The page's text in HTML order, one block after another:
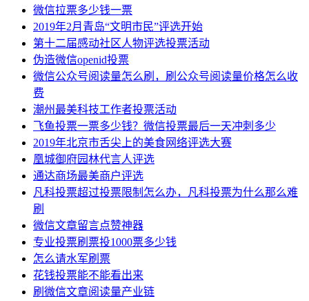
微信拉票多少钱一票
2019年2月青岛“文明市民”评选开始
第十二届感动社区人物评选投票活动
伪造微信openid投票
微信公众号阅读量怎么刷，刷公众号阅读量价格怎么收
费
潮州最美科技工作者投票活动
飞鱼投票一票多少钱？微信投票最后一天冲刺多少
2019年北京市舌尖上的美食网络评选大赛
凰城御府园林代言人评选
通达商场最美商户评选
凡科投票超过投票限制怎么办，凡科投票为什么那么难
刷
微信文章留言点赞神器
专业投票刷票投1000票多少钱
怎么请水军刷票
花钱投票能不能看出来
刷微信文章阅读量产业链